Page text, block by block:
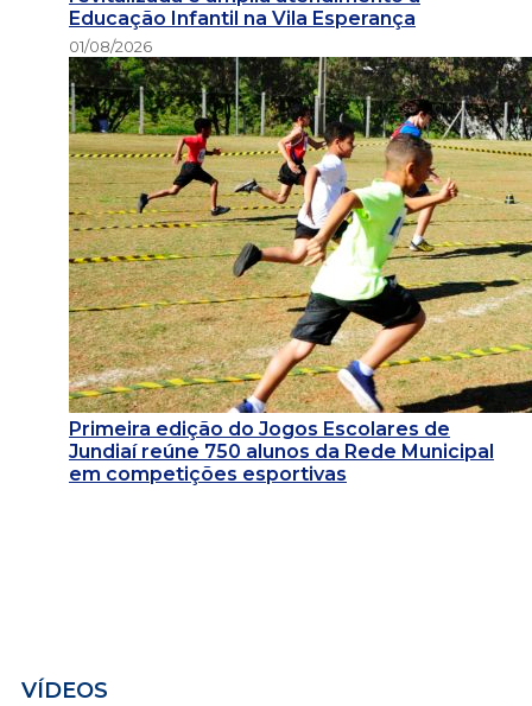
Educação Infantil na Vila Esperança
01/08/2026
Primeira edição do Jogos Escolares de
Jundiaí reúne 750 alunos da Rede Municipal
em competições esportivas
VÍDEOS